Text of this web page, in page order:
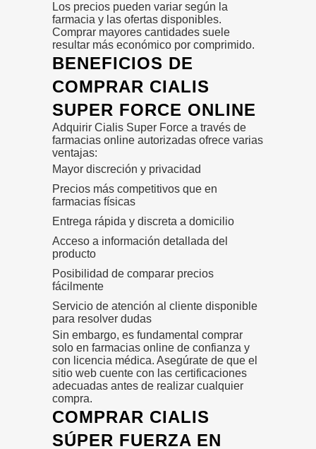
Los precios pueden variar según la
farmacia y las ofertas disponibles.
Comprar mayores cantidades suele
resultar más económico por comprimido.
BENEFICIOS DE
COMPRAR CIALIS
SUPER FORCE ONLINE
Adquirir Cialis Super Force a través de
farmacias online autorizadas ofrece varias
ventajas:
Mayor discreción y privacidad
Precios más competitivos que en
farmacias físicas
Entrega rápida y discreta a domicilio
Acceso a información detallada del
producto
Posibilidad de comparar precios
fácilmente
Servicio de atención al cliente disponible
para resolver dudas
Sin embargo, es fundamental comprar
solo en farmacias online de confianza y
con licencia médica. Asegúrate de que el
sitio web cuente con las certificaciones
adecuadas antes de realizar cualquier
compra.
COMPRAR CIALIS
SÚPER FUERZA EN